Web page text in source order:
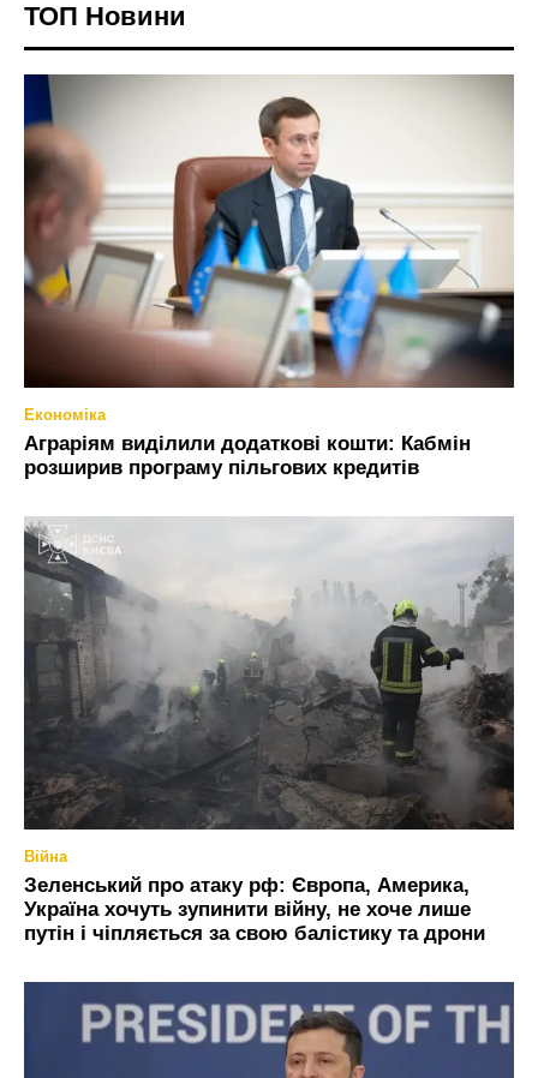
ТОП Новини
Економіка
Аграріям виділили додаткові кошти: Кабмін
розширив програму пільгових кредитів
Війна
Зеленський про атаку рф: Європа, Америка,
Україна хочуть зупинити війну, не хоче лише
путін і чіпляється за свою балістику та дрони